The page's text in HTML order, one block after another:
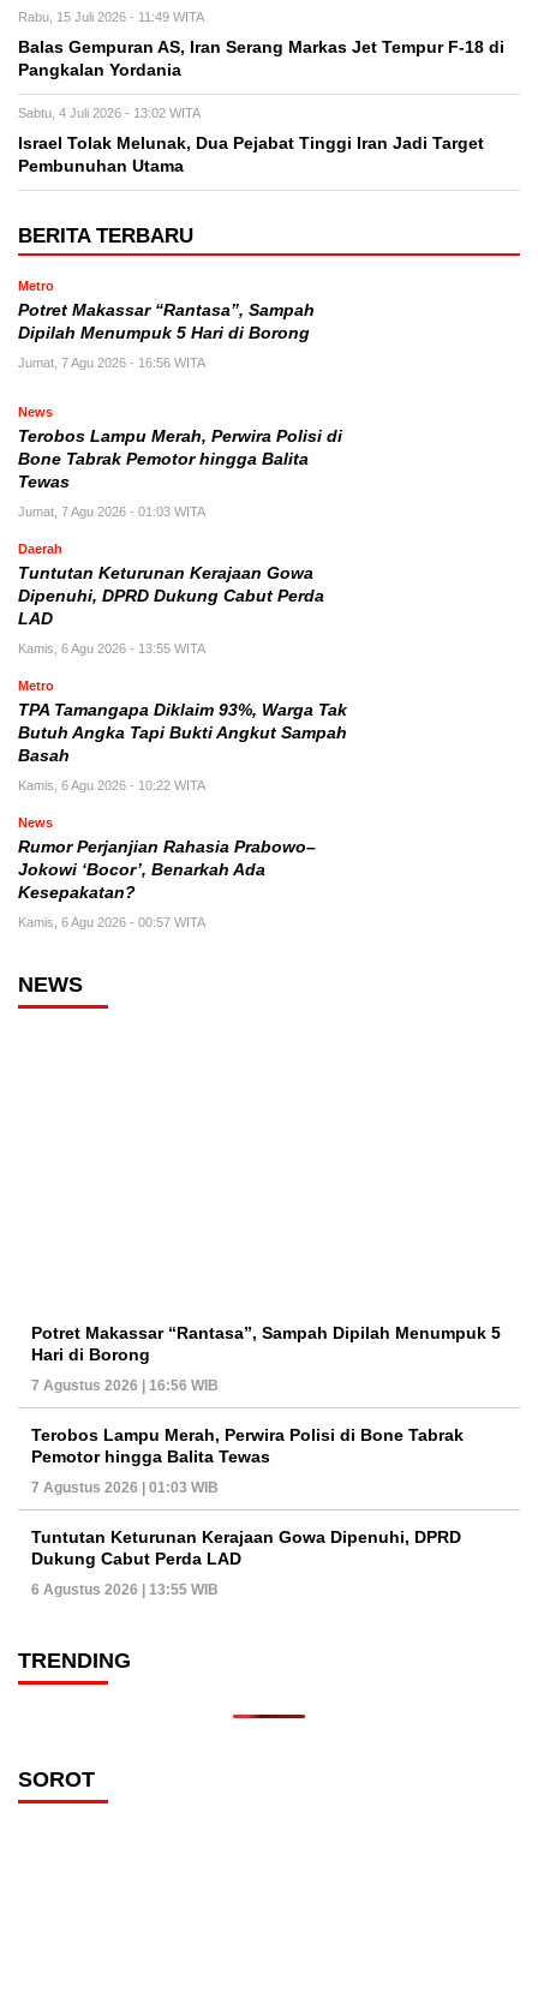
Rabu, 15 Juli 2026 - 11:49 WITA
Balas Gempuran AS, Iran Serang Markas Jet Tempur F-18 di
Pangkalan Yordania
Sabtu, 4 Juli 2026 - 13:02 WITA
Israel Tolak Melunak, Dua Pejabat Tinggi Iran Jadi Target
Pembunuhan Utama
BERITA TERBARU
Metro
Potret Makassar “Rantasa”, Sampah
Dipilah Menumpuk 5 Hari di Borong
Jumat, 7 Agu 2026 - 16:56 WITA
News
Terobos Lampu Merah, Perwira Polisi di
Bone Tabrak Pemotor hingga Balita
Tewas
Jumat, 7 Agu 2026 - 01:03 WITA
Daerah
Tuntutan Keturunan Kerajaan Gowa
Dipenuhi, DPRD Dukung Cabut Perda
LAD
Kamis, 6 Agu 2026 - 13:55 WITA
Metro
TPA Tamangapa Diklaim 93%, Warga Tak
Butuh Angka Tapi Bukti Angkut Sampah
Basah
Kamis, 6 Agu 2026 - 10:22 WITA
News
Rumor Perjanjian Rahasia Prabowo–
Jokowi ‘Bocor’, Benarkah Ada
Kesepakatan?
Kamis, 6 Agu 2026 - 00:57 WITA
NEWS
Potret Makassar “Rantasa”, Sampah Dipilah Menumpuk 5
Hari di Borong
7 Agustus 2026 | 16:56 WIB
Terobos Lampu Merah, Perwira Polisi di Bone Tabrak
Pemotor hingga Balita Tewas
7 Agustus 2026 | 01:03 WIB
Tuntutan Keturunan Kerajaan Gowa Dipenuhi, DPRD
Dukung Cabut Perda LAD
6 Agustus 2026 | 13:55 WIB
TRENDING
SOROT